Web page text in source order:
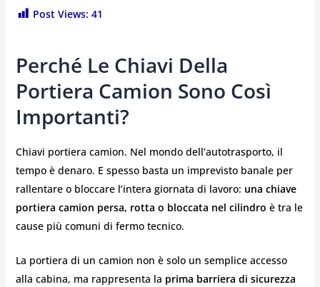
Post Views: 41
Perché Le Chiavi Della
Portiera Camion Sono Così
Importanti?
Chiavi portiera camion. Nel mondo dell’autotrasporto, il
tempo è denaro. E spesso basta un imprevisto banale per
rallentare o bloccare l’intera giornata di lavoro: una chiave
portiera camion persa, rotta o bloccata nel cilindro è tra le
cause più comuni di fermo tecnico.
La portiera di un camion non è solo un semplice accesso
alla cabina, ma rappresenta la prima barriera di sicurezza